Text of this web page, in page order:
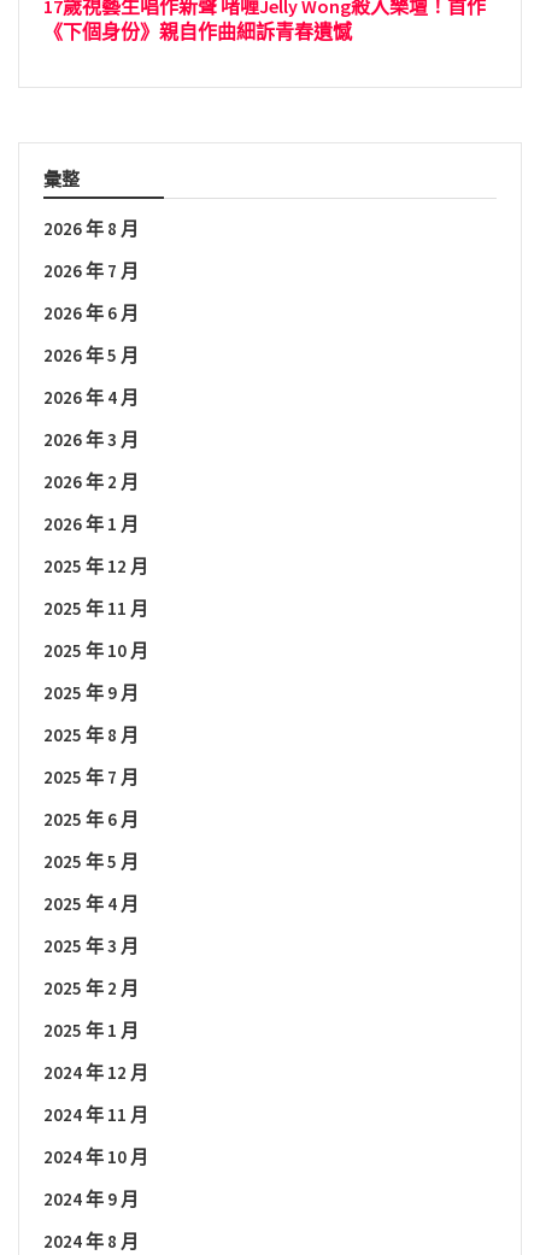
17歲視藝生唱作新聲 啫喱Jelly Wong殺入樂壇！首作
《下個身份》親自作曲細訴青春遺憾
彙整
2026 年 8 月
2026 年 7 月
2026 年 6 月
2026 年 5 月
2026 年 4 月
2026 年 3 月
2026 年 2 月
2026 年 1 月
2025 年 12 月
2025 年 11 月
2025 年 10 月
2025 年 9 月
2025 年 8 月
2025 年 7 月
2025 年 6 月
2025 年 5 月
2025 年 4 月
2025 年 3 月
2025 年 2 月
2025 年 1 月
2024 年 12 月
2024 年 11 月
2024 年 10 月
2024 年 9 月
2024 年 8 月